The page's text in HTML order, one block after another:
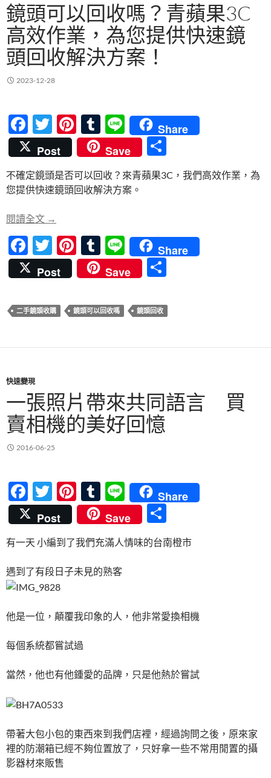
鏡頭可以回收嗎？青蘋果3C
高效作業，為您提供快速鏡
頭回收解決方案！
2023-12-28
F
ac
e
b
o
o
k
T
w
itt
er
Pi
nt
er
es
t
T
u
m
bl
r
Li
n
e
Share
Post
Save
享
不確定鏡頭是否可以回收？來青蘋果3C，我們高效作業，為
您提供快速鏡頭回收解決方案。
閱讀全文 鏡頭可以回收嗎？青蘋果3C高效作業，為您提供快
→
F
ac
e
b
o
o
T
w
itt
er
Pi
nt
er
es
t
T
u
m
bl
r
Li
n
e
Share
Post
Save
二手鏡頭收購 鏡頭可以回收嗎 鏡頭回收
快速變現
一張照片帶來共同語言 買
賣相機的美好回憶
2016-06-25
F
ac
e
b
o
o
k
T
w
itt
er
Pi
nt
er
es
t
T
u
m
bl
r
Li
n
e
Share
Post
Save
享
有一天 小編到了我們充滿人情味的台南橙市
遇到了有段日子未見的熟客
他是一位，顛覆我印象的人，他非常愛換相機
每個系統都嘗試過
當然，他也有他鍾愛的品牌，只是他熱於嘗試
帶著大包小包的東西來到我們店裡，經過詢問之後，原來家
裡的防潮箱已經不夠位置放了，只好拿一些不常用閒置的攝
影器材來販售